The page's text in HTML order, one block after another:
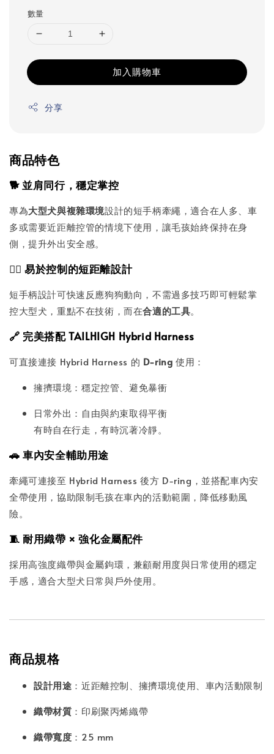
數量
加入購物車
分享
商品特色
🐕 並肩同行，穩定掌控
專為大型犬與複雜環境設計的短手柄牽繩，適合在人多、車
多或需要近距離控管的情境下使用，讓毛孩始終保持在身
側，提升外出安全感。
🐕‍🦺 易於控制的短距離設計
短手柄設計可快速反應狗狗動向，不需過多技巧即可輕鬆掌
控大型犬，重點不在技術，而在合適的工具。
🔗 完美搭配 TAILHIGH Hybrid Harness
可直接連接 Hybrid Harness 的 D-ring 使用：
擁擠環境：穩定控管、避免暴衝
日常外出：自由與約束取得平衡
有時自在行走，有時沉著冷靜。
🚗 車內安全輔助用途
牽繩可連接至 Hybrid Harness 後方 D-ring，並搭配車內安
全帶使用，協助限制毛孩在車內的活動範圍，降低移動風
險。
🧵 耐用織帶 × 強化金屬配件
採用高強度織帶與金屬鉤環，兼顧耐用度與日常使用的穩定
手感，適合大型犬日常與戶外使用。
商品規格
設計用途 ：近距離控制、擁擠環境使用、車內活動限制
織帶材質 ：印刷聚丙烯織帶
織帶寬度 ：25 mm